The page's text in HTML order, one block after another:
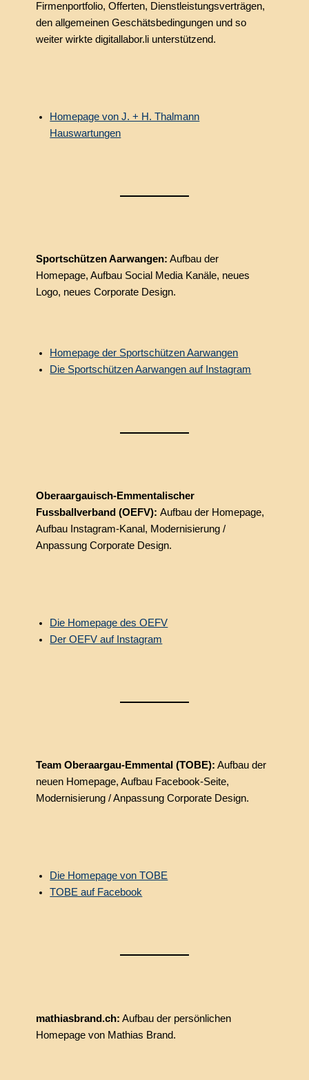
Firmenportfolio, Offerten, Dienstleistungsverträgen,
den allgemeinen Geschätsbedingungen und so
weiter wirkte digitallabor.li unterstützend.
Homepage von J. + H. Thalmann
Hauswartungen
Sportschützen Aarwangen: Aufbau der
Homepage, Aufbau Social Media Kanäle, neues
Logo, neues Corporate Design.
Homepage der Sportschützen Aarwangen
Die Sportschützen Aarwangen auf Instagram
Oberaargauisch-Emmentalischer
Fussballverband (OEFV):Aufbau der Homepage,
Aufbau Instagram-Kanal, Modernisierung /
Anpassung Corporate Design.
Die Homepage des OEFV
Der OEFV auf Instagram
Team Oberaargau-Emmental (TOBE): Aufbau der
neuen Homepage, Aufbau Facebook-Seite,
Modernisierung / Anpassung Corporate Design.
Die Homepage von TOBE
TOBE auf Facebook
mathiasbrand.ch: Aufbau der persönlichen
Homepage von Mathias Brand.